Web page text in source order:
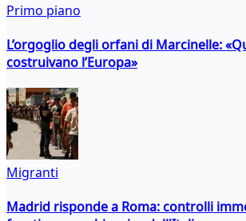
Primo piano
L’orgoglio degli orfani di Marcinelle:
costruivano l’Europa»
Migranti
Madrid risponde a Roma: controlli